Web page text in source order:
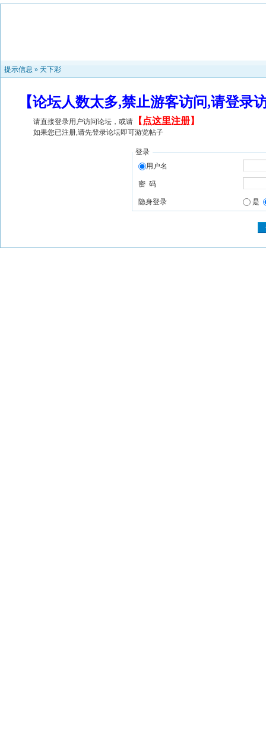
提示信息 » 天下彩
【论坛人数太多,禁止游客访问,请登
请直接登录用户访问论坛，或请 【 点这里注册】
如果您已注册,请先登录论坛即可游览帖子
登录
用户名
密 码
隐身登录 是